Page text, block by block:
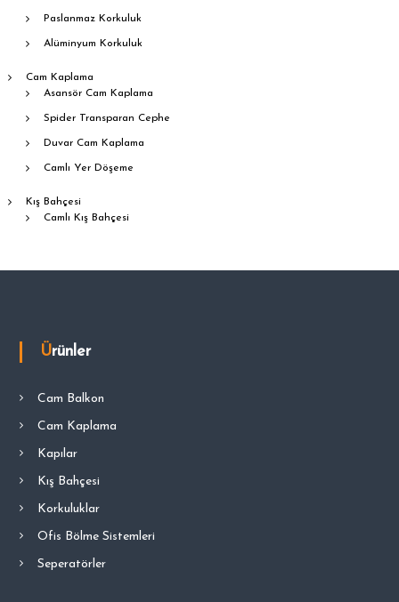
Paslanmaz Korkuluk
Alüminyum Korkuluk
Cam Kaplama
Asansör Cam Kaplama
Spider Transparan Cephe
Duvar Cam Kaplama
Camlı Yer Döşeme
Kış Bahçesi
Camlı Kış Bahçesi
Ürünler
Cam Balkon
Cam Kaplama
Kapılar
Kış Bahçesi
Korkuluklar
Ofis Bölme Sistemleri
Seperatörler